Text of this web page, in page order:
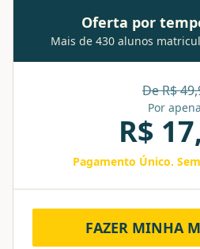
Oferta por
Mais de 430 alunos
De R$
Por
R$
Pagamento Único.
FAZER MINHA